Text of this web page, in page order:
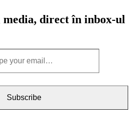
direct în inbox-ul
Subscribe